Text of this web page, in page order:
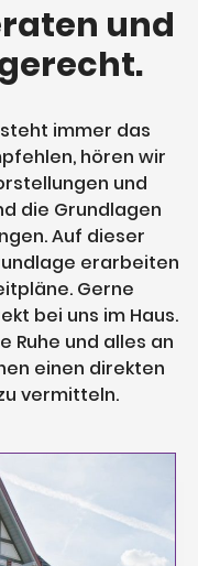
und
immer das
hören wir
und
die Grundlagen
Auf dieser
erarbeiten
Gerne
bei uns im Haus.
Ruhe und alles an
einen direkten
vermitteln.